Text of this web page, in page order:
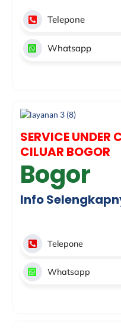
Telepone
Whatsapp
SERVICE UNDER
CILUAR BOGOR
Bogor
Info
Telepone
Whatsapp